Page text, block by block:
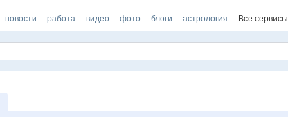
новости работа видео фото блоги астрология Все сервисы